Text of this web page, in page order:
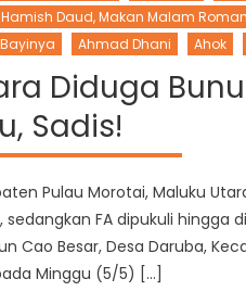
Daud, Makan Malam
Ahmad Dhani Ahok
Diduga
Sadis!
Pulau Morotai, Maluku
FA dipukuli hingga
Cao Besar, Desa Daruba,
Minggu (5/5) […]